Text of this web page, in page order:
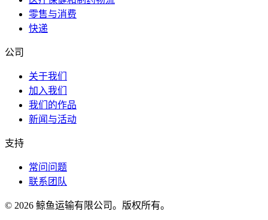
零售与消费
快递
公司
关于我们
加入我们
我们的作品
新闻与活动
支持
常问问题
联系团队
© 2026 鲸鱼运输有限公司。版权所有。